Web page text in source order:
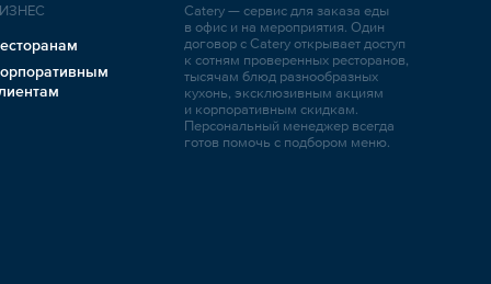
Catery — сервис для заказа еды
в офис и на мероприятия. Один
договор с Catery открывает доступ
к сотням проверенных ресторанов,
тысячам блюд разнообразных
кухонь, эксклюзивным акциям
и корпоративным скидкам.
Персональный менеджер всегда
готов помочь с подбором меню.